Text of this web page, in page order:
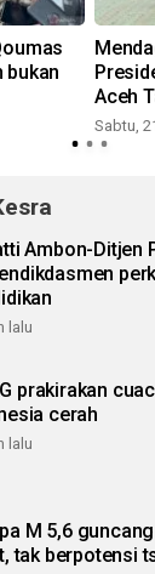
bukan
Aceh
Sabtu,
Ambon-Ditjen
lalu
prakirakan
cerah
lalu
M 5,6
tak berpotensi